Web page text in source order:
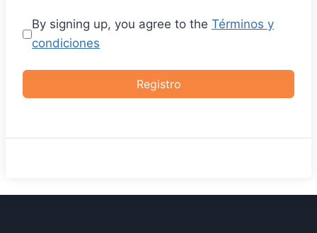
By signing up, you agree to the Términos y
condiciones
Registro